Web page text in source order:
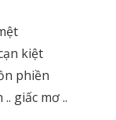
kiệt
phiền
giấc mơ ..